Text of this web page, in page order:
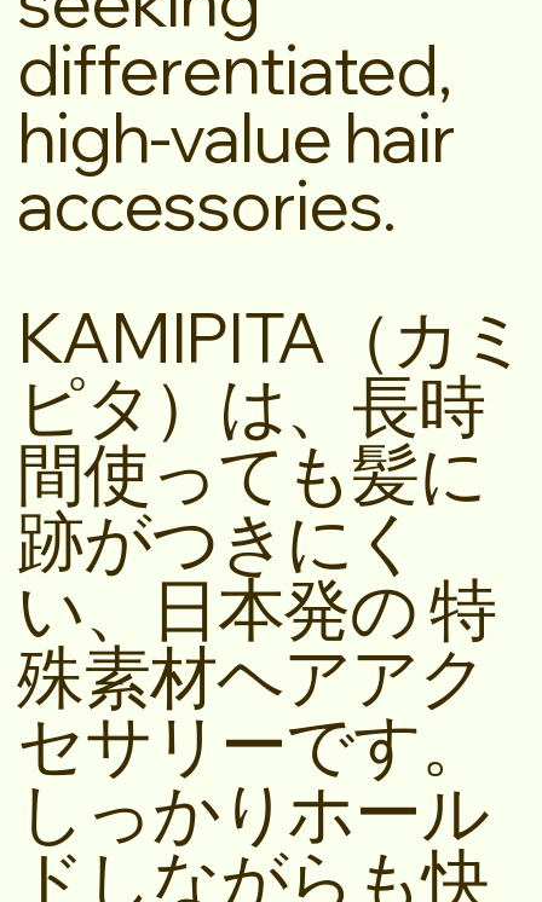
differentiated,
high-value hair
accessories.
KAMIPITA（カミ
ピタ）は、長時
間使っても髪に
跡がつきにく
い、日本発の 特
殊素材ヘアアク
セサリーです。
しっかりホール
ドしながらも快